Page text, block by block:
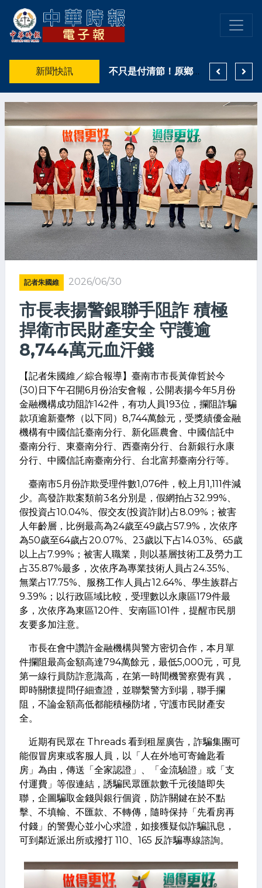
新聞快訊 不只是付清節！原鄉天籟致敬「警界鐵漢」！高市警少年隊融了波麗士爸爸的心
記者朱國維 2026/06/30
市長表揚警銀聯手阻詐 積極
捍衛市民財產安全 守護逾
8,744萬元血汗錢
【記者朱國維／綜合報導】臺南市市長黃偉哲於今
(30)日下午召開6月份治安會報，公開表揚今年5月份
金融機構成功阻詐142件，有功人員193位，攔阻詐騙
款項逾新臺幣（以下同）8,744萬餘元，受獎績優金融
機構有中國信託臺南分行、新化區農會、中國信託中
臺南分行、東臺南分行、西臺南分行、台新銀行永康
分行、中國信託南臺南分行、台北富邦臺南分行等。
臺南市5月份詐欺受理件數1,076件，較上月1,111件減
少。高發詐欺案類前3名分別是，假網拍占32.99%、
假投資占10.04%、假交友(投資詐財)占8.09%；被害
人年齡層，比例最高為24歲至49歲占57.9%，次依序
為50歲至64歲占20.07%、23歲以下占14.03%、65歲
以上占7.99%；被害人職業，則以基層技術工及勞力工
占35.87%最多，次依序為專業技術人員占24.35%、
無業占17.75%、服務工作人員占12.64%、學生族群占
9.39%；以行政區域比較，受理數以永康區179件最
多，次依序為東區120件、安南區101件，提醒市民朋
友要多加注意。
市長在會中讚許金融機構與警方密切合作，本月單
件攔阻最高金額高達794萬餘元，最低5,000元，可見
第一線行員防詐意識高，在第一時間機警察覺有異，
即時關懷提問仔細查證，並聯繫警方到場，聯手攔
阻，不論金額高低都能積極防堵，守護市民財產安
全。
近期有民眾在 Threads 看到租屋廣告，詐騙集團可
能假冒房東或客服人員，以「人在外地可寄鑰匙看
房」為由，傳送「全家認證」、「金流驗證」或「支
付運費」等假連結，誘騙民眾匯款數千元後隨即失
聯，企圖騙取金錢與銀行個資，防詐關鍵在於不點
擊、不填輸、不匯款、不轉傳，隨時保持「先看房再
付錢」的警覺心並小心求證，如接獲疑似詐騙訊息，
可到鄰近派出所或撥打 110、165 反詐騙專線諮詢。